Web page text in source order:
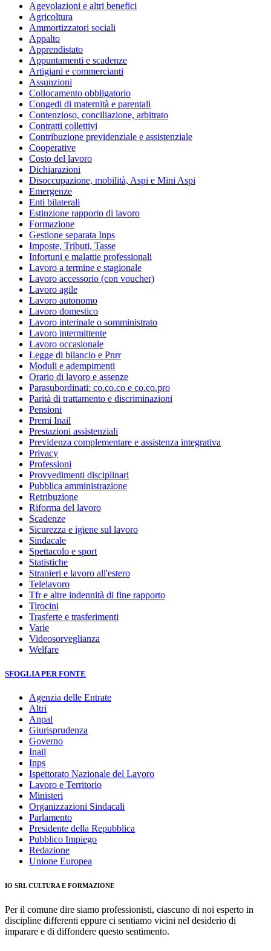
Agevolazioni e altri benefici
Agricoltura
Ammortizzatori sociali
Appalto
Apprendistato
Appuntamenti e scadenze
Artigiani e commercianti
Assunzioni
Collocamento obbligatorio
Congedi di maternità e parentali
Contenzioso, conciliazione, arbitrato
Contratti collettivi
Contribuzione previdenziale e assistenziale
Cooperative
Costo del lavoro
Dichiarazioni
Disoccupazione, mobilità, Aspi e Mini Aspi
Emergenze
Enti bilaterali
Estinzione rapporto di lavoro
Formazione
Gestione separata Inps
Imposte, Tributi, Tasse
Infortuni e malattie professionali
Lavoro a termine e stagionale
Lavoro accessorio (con voucher)
Lavoro agile
Lavoro autonomo
Lavoro domestico
Lavoro interinale o somministrato
Lavoro intermittente
Lavoro occasionale
Legge di bilancio e Pnrr
Moduli e adempimenti
Orario di lavoro e assenze
Parasubordinati: co.co.co e co.co.pro
Parità di trattamento e discriminazioni
Pensioni
Premi Inail
Prestazioni assistenziali
Previdenza complementare e assistenza integrativa
Privacy
Professioni
Provvedimenti disciplinari
Pubblica amministrazione
Retribuzione
Riforma del lavoro
Scadenze
Sicurezza e igiene sul lavoro
Sindacale
Spettacolo e sport
Statistiche
Stranieri e lavoro all'estero
Telelavoro
Tfr e altre indennità di fine rapporto
Tirocini
Trasferte e trasferimenti
Varie
Videosorveglianza
Welfare
SFOGLIA PER FONTE
Agenzia delle Entrate
Altri
Anpal
Giurisprudenza
Governo
Inail
Inps
Ispettorato Nazionale del Lavoro
Lavoro e Territorio
Ministeri
Organizzazioni Sindacali
Parlamento
Presidente della Repubblica
Pubblico Impiego
Redazione
Unione Europea
IO SRL CULTURA E FORMAZIONE
Per il comune dire siamo professionisti, ciascuno di noi esperto in
discipline differenti eppure ci sentiamo vicini nel desiderio di
imparare e di diffondere questo sentimento.